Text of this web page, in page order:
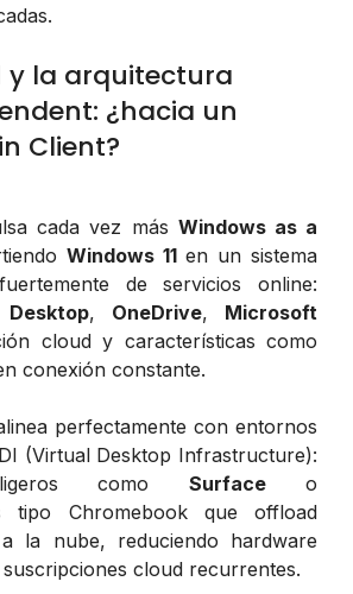
y la arquitectura
¿hacia un
Client?
cada vez más Windows as a
Windows 11en un sistema
de servicios online:
, OneDrive, Microsoft
cloud y características como
conexión constante.
perfectamente con entornos
(Virtual Desktop Infrastructure):
ligeros como Surfaceo
tipo Chromebook que offload
a la nube, reduciendo hardware
cloud recurrentes.